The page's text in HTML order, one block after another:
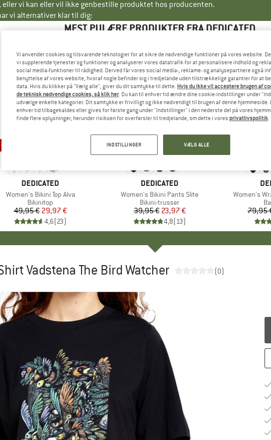
vi kan eller vil ikke genbestille produktet hos producenten.
vi alternativer klar til dig:
MEST PULÆRE PRODUKTER FRA DEDICATED
MÆRKE
DEDICATED
Artikel
Women's Bikini Top Alva
Produktgruppe
Bikinitop
Pris
49,95 € Nedsat pris
29,97 €
4,6(23)
MÆRKE
DEDICATED
Artikel
Women's Bikini Pants Slite
Produktgruppe
Bikini-trusser
Pris
39,95 €Nedsat pris
23,97 €
4,8(13)
Rabat
40%
Artikel
Women's
79,95
Vadstena The Bird Watcher (0)
Vi anvender cookies og tilsvarende teknologier for at sikre de nødvendige funktioner på vores website.
vi supplerende tjenester og funktioner og analyserer vores datatrafik for at personalisere indhold og
social media-funktioner til rådighed. Derved får vores social media-, reklame- og analysepartnere også
benyttelse af vores website, hvoraf nogle befinder sig i tredjelande uden tilstrækkelige garantier for at
data. Hvis du klikker på "Vælg alle", giver du dit samtykke til dette. Hvis du ikke vil acceptere brugen af
de teknisk nødvendige cookies, så klik her. Du kan til enhver tid ændre dine cookie-indstillinger under
udvælge enkelte kategorier. Dit samtykke er frivilligt og ikke nødvendigt til brugen af denne hjemmeside.
enhver tid tilbagekaldes eller gives for første gang under "Indstillinger" i den nederste del på vores
finde flere oplysninger, herunder risikoen for overførsler til tredjelande, om dette i vores privatlivspolitik.
INDSTILLINGER VÆLG ALLE